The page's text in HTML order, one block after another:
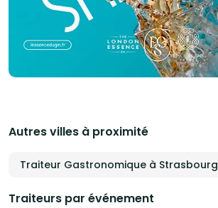
Autres villes à proximité
Traiteur Gastronomique à Strasbourg
Traiteurs par événement